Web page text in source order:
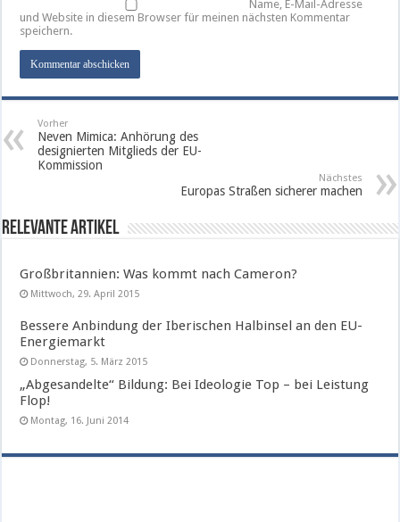
Name, E-Mail-Adresse
und Website in diesem Browser für meinen nächsten Kommentar
speichern.
Vorher
Neven Mimica: Anhörung des
designierten Mitglieds der EU-
Kommission
Nächstes
Europas Straßen sicherer machen
Relevante Artikel
Großbritannien: Was kommt nach Cameron?
Mittwoch, 29. April 2015
Bessere Anbindung der Iberischen Halbinsel an den EU-
Energiemarkt
Donnerstag, 5. März 2015
„Abgesandelte“ Bildung: Bei Ideologie Top – bei Leistung
Flop!
Montag, 16. Juni 2014